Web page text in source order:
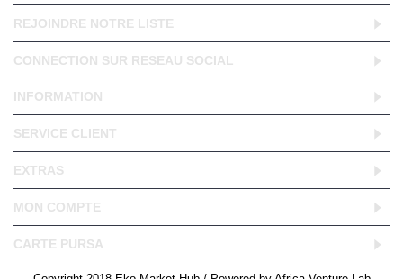
REJOINDRE NOTRE LISTE
CONNECTION SUR RESEAU SOCIAL
INFORMATION
SERVICE CLIENT
EXTRAS
MON COMPTE
CARTE PURSA